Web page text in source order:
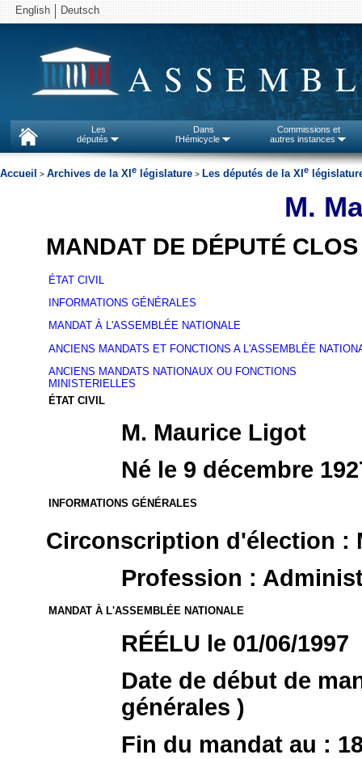
English Deutsch
Les
députés
Dans
l'Hémicycle
Commissions et
autres instances
Accueil > Archives de la XI e législature > Les députés de la XI e
M.
MANDAT DE DÉPUTÉ CLOS
ÉTAT CIVIL
INFORMATIONS GÉNÉRALES
MANDAT À L'ASSEMBLÉE NATIONALE
ANCIENS MANDATS ET FONCTIONS A L'ASSEMBLÉE
ANCIENS MANDATS NATIONAUX OU FONCTIONS
MINISTERIELLES
ÉTAT CIVIL
M. Maurice Ligot
Né le 9 décembre
INFORMATIONS GÉNÉRALES
Circonscription d'élection :
Profession :
MANDAT À L'ASSEMBLÉE NATIONALE
RÉÉLU le 01/06/1997
Date de début de
générales )
Fin du mandat au :